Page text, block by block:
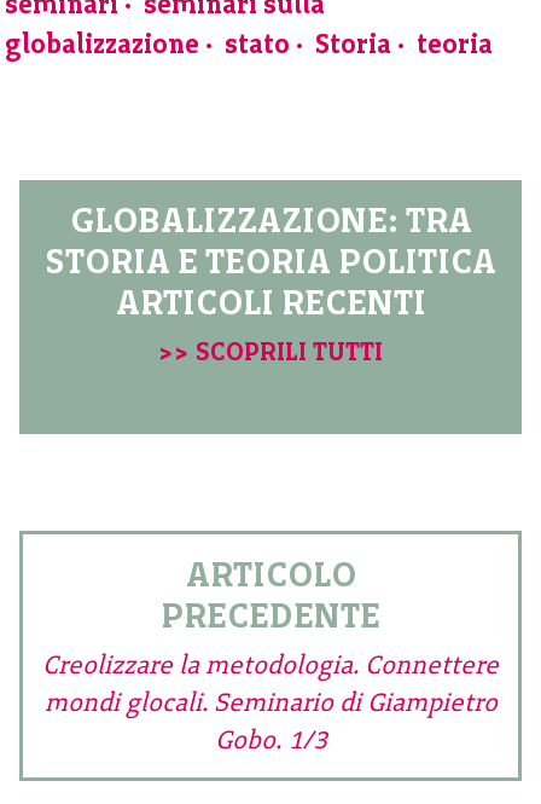
globalizzazione
stato Storia teoria
GLOBALIZZAZIONE: TRA
STORIA E TEORIA POLITICA
ARTICOLI RECENTI
>> SCOPRILI TUTTI
ARTICOLO
PRECEDENTE
Creolizzare la metodologia. Connettere
mondi glocali. Seminario di Giampietro
Gobo. 1/3